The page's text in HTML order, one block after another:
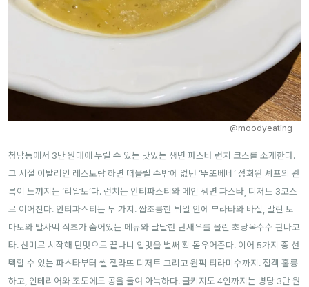
@moodyeating
청담동에서 3만 원대에 누릴 수 있는 맛있는 생면 파스타 런치 코스를 소개한다.
그 시절 이탈리안 레스토랑 하면 떠올릴 수밖에 없던 ‘뚜또베네’ 정회완 셰프의 관
록이 느껴지는 ‘리알토’다. 런치는 안티파스티와 메인 생면 파스타, 디저트 3코스
로 이어진다. 안티파스티는 두 가지. 짭조름한 튀일 안에 부라타와 바질, 말린 토
마토와 발사믹 식초가 숨어있는 메뉴와 달달한 단새우를 올린 초당옥수수 판나코
타. 산미로 시작해 단맛으로 끝나니 입맛을 벌써 확 돋우어준다. 이어 5가지 중 선
택할 수 있는 파스타부터 쌀 젤라또 디저트 그리고 원픽 티라미수까지. 접객 훌륭
하고, 인테리어와 조도에도 공을 들여 아늑하다. 콜키지도 4인까지는 병당 3만 원